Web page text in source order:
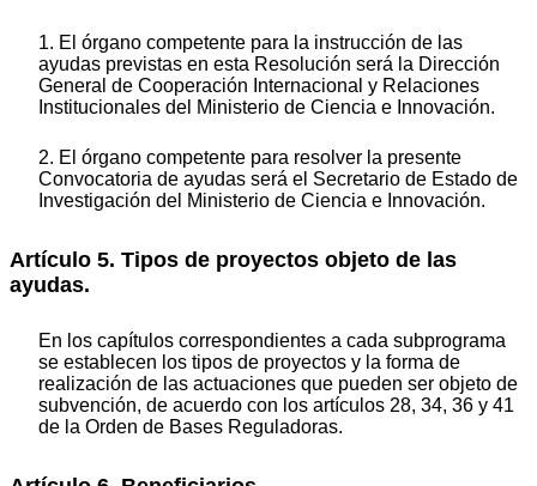
1. El órgano competente para la instrucción de las
ayudas previstas en esta Resolución será la Dirección
General de Cooperación Internacional y Relaciones
Institucionales del Ministerio de Ciencia e Innovación.
2. El órgano competente para resolver la presente
Convocatoria de ayudas será el Secretario de Estado de
Investigación del Ministerio de Ciencia e Innovación.
Artículo 5. Tipos de proyectos objeto de las
ayudas.
En los capítulos correspondientes a cada subprograma
se establecen los tipos de proyectos y la forma de
realización de las actuaciones que pueden ser objeto de
subvención, de acuerdo con los artículos 28, 34, 36 y 41
de la Orden de Bases Reguladoras.